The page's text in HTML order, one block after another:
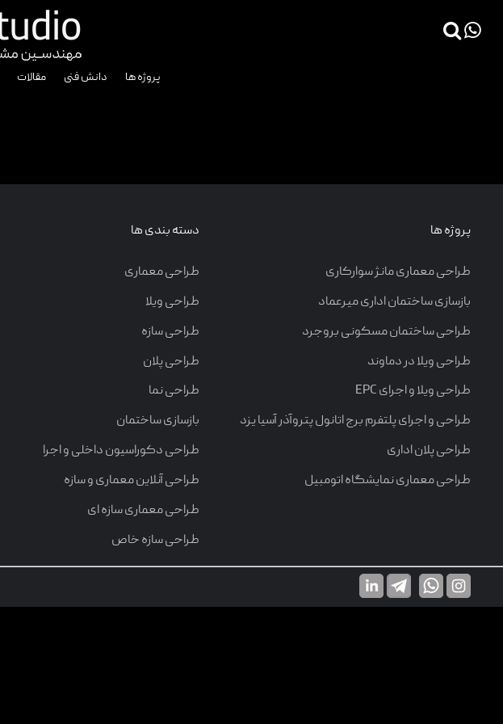
پروژه ها دانش فنی مقالات
×
پروژه ها
طراحی معماری مانژ سوارکاری
بازسازی ساختمان اداری میرعماد
طراحی ساختمان مسکونی بروجرد
طراحی ویلا در دماوند
طراحی ویلا و اجرای EPC
طراحی و اجرای پلتفرم برج اتانول پتروآذر آسیا یزد
طراحی پلان اداری
طراحی معماری نمایشگاه اتومبیل
دسته بندی ها
طراحی معماری
طراحی ویلا
طراحی سازه
طراحی پلان
طراحی نما
بازسازی ساختمان
طراحی دکوراسیون داخلی و اجرا
طراحی آنلاین معماری و سازه
طراحی معماری سازه ای
طراحی سازه خاص